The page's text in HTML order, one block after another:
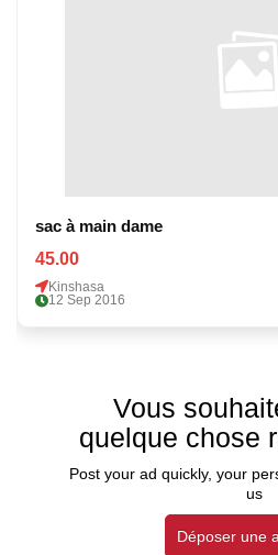
sac à main dame
45.00
Kinshasa
12 Sep 2016
Vous
quelque chose
Post your ad quickly, your
us
Déposer une